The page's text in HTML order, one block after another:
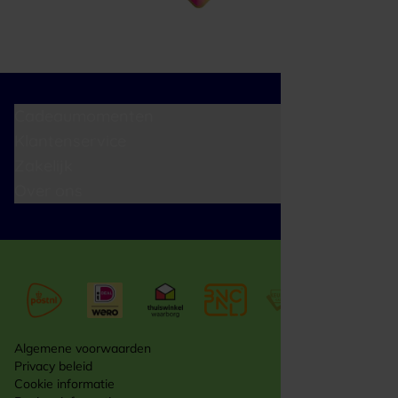
Algemene voorwaarden
Privacy beleid
Cookie informatie